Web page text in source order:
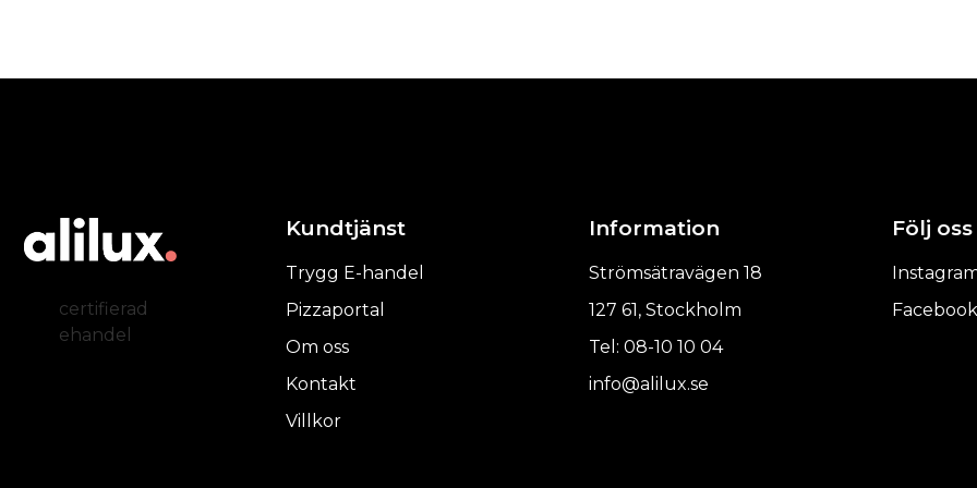
certifierad
ehandel
Kundtjänst
Trygg E-handel
Pizzaportal
Om oss
Kontakt
Villkor
Information
Strömsätravägen 18
127 61, Stockholm
Tel: 08-10 10 04
info@alilux.se
Följ oss
Facebook